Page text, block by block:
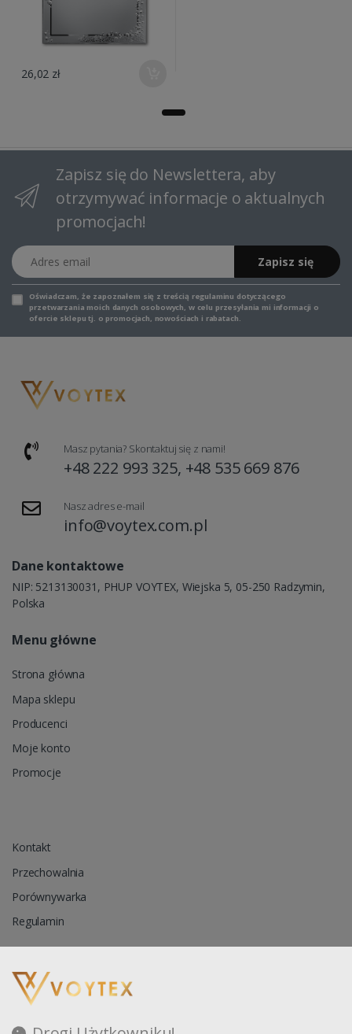
26,02 zł
Zapisz się do Newslettera, aby
otrzymywać informacje o aktualnych
promocjach!
Adres email
Zapisz się
Oświadczam, że zapoznałem się z treścią regulaminu dotyczącego
przetwarzania moich danych osobowych, w celu przesyłania mi informacji o
ofercie sklepu tj. o promocjach, nowościach i rabatach.
Masz pytania? Skontaktuj się z nami!
+48 222 993 325, +48 535 669 876
Nasz adres e-mail
info@voytex.com.pl
Dane kontaktowe
NIP: 5213130031, PHUP VOYTEX, Wiejska 5, 05-250 Radzymin,
Polska
Menu główne
Strona główna
Mapa sklepu
Producenci
Moje konto
Promocje
Kontakt
Przechowalnia
Porównywarka
Regulamin
Reklamacja